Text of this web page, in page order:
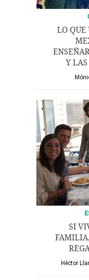
LO QUE
Y LAS
SI
Héctor